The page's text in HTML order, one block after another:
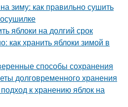
зиму: как правильно сушить
яблоки на долгий срок
как хранить яблоки зимой в
способы сохранения
долговременного хранения
к хранению яблок на